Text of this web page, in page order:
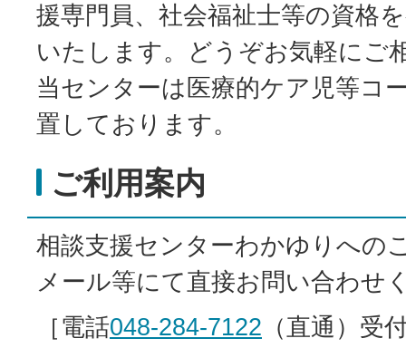
援専門員、社会福祉士等の資格
いたします。どうぞお気軽にご
当センターは医療的ケア児等コ
置しております。
ご利用案内
相談支援センターわかゆりへの
メール等にて直接お問い合わせ
［電話048-284-7122 （直通）受